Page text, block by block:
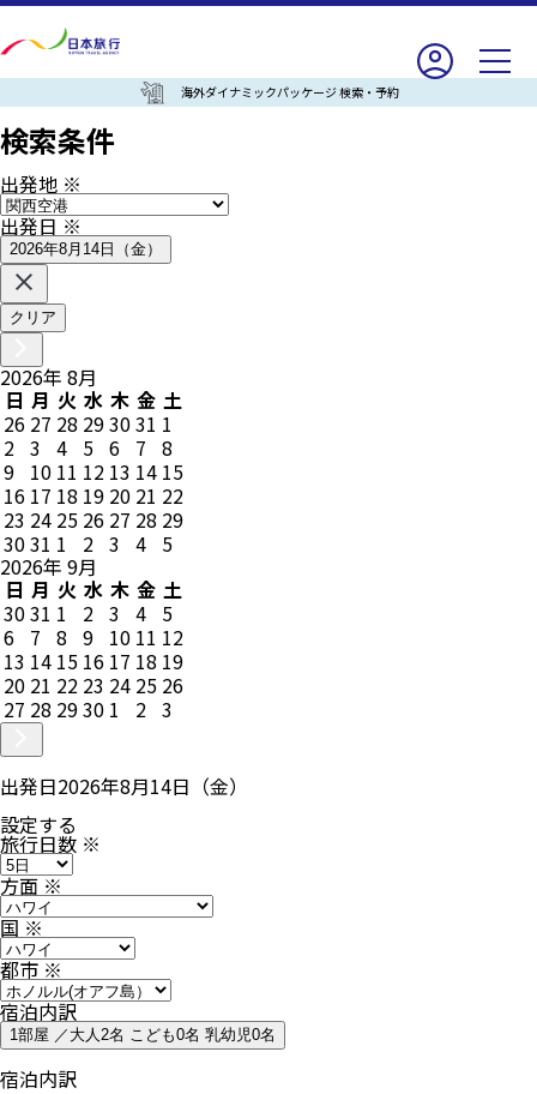
海外ダイナミックパッケージ 検索・予約
検索条件
出発地 ※
出発日※
2026年8月14日（金）
クリア
2026年 8月
日 月 火 水 木 金 土
26 27 28 293031 1
2 3 4 5 6 7 8
9 10 11 12 13 14 15
16 17 18 19 20 21 22
23 24 25 26 27 28 29
3031 1 2 3 4 5
2026年 9月
日 月 火 水 木 金 土
3031 1 2 3 4 5
6 7 8 9 10 11 12
13 14 15 16 17 18 19
20 21 22 23 24 25 26
27 28 2930 1 2 3
出発日2026年8月14日（金）
設定する
旅行日数 ※
方面※
国※
都市※
宿泊内訳
1部屋 ／大人2名 こども0名 乳幼児0名
宿泊内訳